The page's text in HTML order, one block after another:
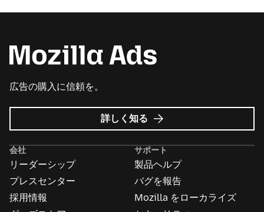
広告の購入に信頼を。
Mozilla
広
詳しく知る
会社
リーダーシップ
プレスセンター
採用情報
サポート
製品ヘルプ
バグを報告
Mozilla をローカライズ